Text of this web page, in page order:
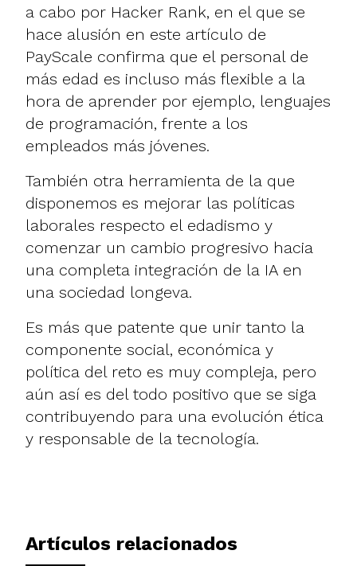
a cabo por Hacker Rank, en el que se
hace alusión en este artículo de
PayScale confirma que el personal de
más edad es incluso más flexible a la
hora de aprender por ejemplo, lenguajes
de programación, frente a los
empleados más jóvenes.
También otra herramienta de la que
disponemos es mejorar las políticas
laborales respecto el edadismo y
comenzar un cambio progresivo hacia
una completa integración de la IA en
una sociedad longeva.
Es más que patente que unir tanto la
componente social, económica y
política del reto es muy compleja, pero
aún así es del todo positivo que se siga
contribuyendo para una evolución ética
y responsable de la tecnología.
Artículos relacionados